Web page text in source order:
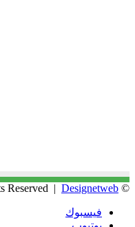
© Copyright 2026, All Rights Reserved |
Designetweb
فيسبوك